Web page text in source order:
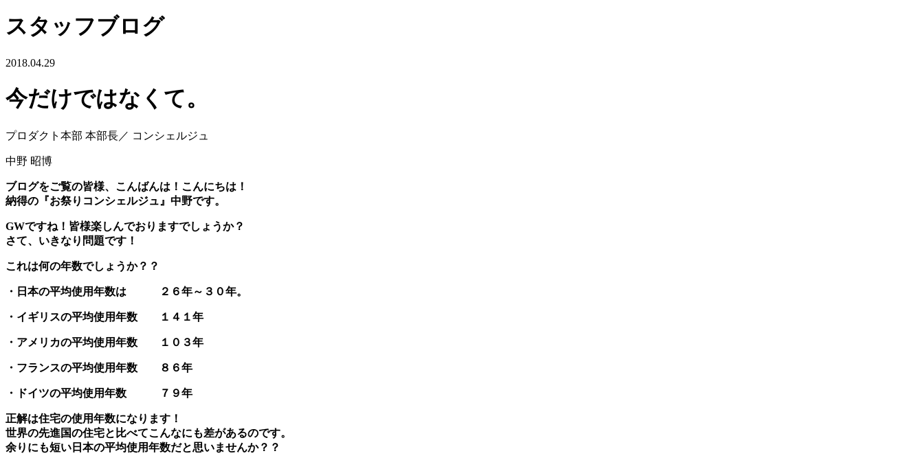
スタッフブログ
2018.04.29
今だけではなくて。
プロダクト本部 本部長／ コンシェルジュ
中野 昭博
ブログをご覧の皆様、こんばんは！こんにちは！
納得の『お祭りコンシェルジュ』中野です。
GWですね！皆様楽しんでおりますでしょうか？
さて、いきなり問題です！
これは何の年数でしょうか？？
・日本の平均使用年数は ２６年～３０年。
・イギリスの平均使用年数 １４１年
・アメリカの平均使用年数 １０３年
・フランスの平均使用年数 ８６年
・ドイツの平均使用年数 ７９年
正解は住宅の使用年数になります！
世界の先進国の住宅と比べてこんなにも差があるのです。
余りにも短い日本の平均使用年数だと思いませんか？？